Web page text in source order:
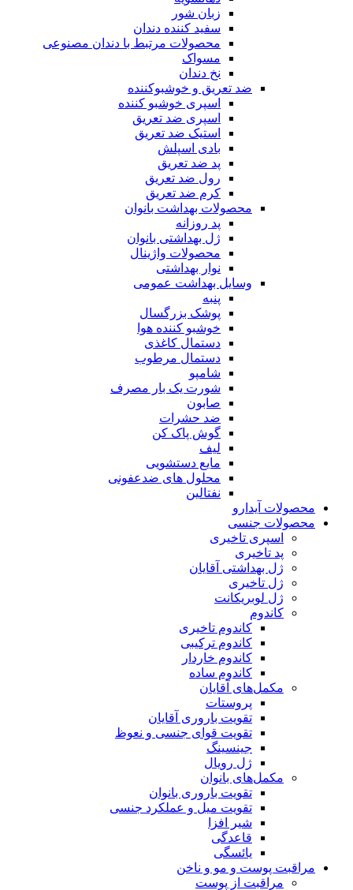
زبان شور
سفید کننده دندان
محصولات مرتبط با دندان مصنوعی
مسواک
نخ دندان
ضد تعریق و خوشبوکننده
اسپری خوشبو کننده
اسپری ضد تعریق
استیک ضد تعریق
بادی اسپلش
پد ضد تعریق
رول ضد تعریق
کرم ضد تعریق
محصولات بهداشت بانوان
پد روزانه
ژل بهداشتی بانوان
محصولات واژینال
نوار بهداشتی
وسایل بهداشت عمومی
پنبه
پوشک بزرگسال
خوشبو کننده هوا
دستمال کاغذی
دستمال مرطوب
شامپو
شورت یک بار مصرف
صابون
ضد حشرات
گوش پاک کن
لیف
مایع دستشویی
محلول های ضدعفونی
نفتالین
محصولات آیدارو
محصولات جنسی
اسپری تاخیری
پد تاخیری
ژل بهداشتی آقایان
ژل تاخیری
ژل لوبریکانت
کاندوم
کاندوم تاخیری
کاندوم ترکیبی
کاندوم خاردار
کاندوم ساده
مکمل‌های آقایان
پروستات
تقویت باروری آقایان
تقویت قوای جنسی و نعوظ
جینسینگ
ژل رویال
مکمل‌های بانوان
تقویت باروری بانوان
تقویت میل و عملکرد جنسی
شیر افزا
قاعدگی
یائسگی
مراقبت پوست و مو و ناخن
مراقبت از پوست